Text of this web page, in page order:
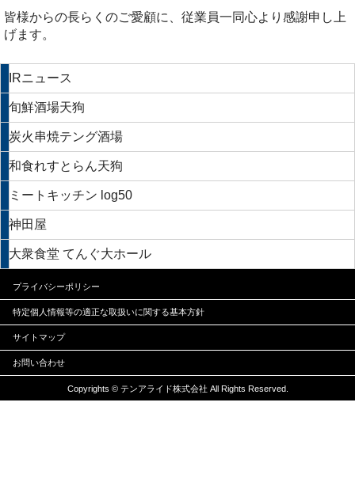
皆様からの長らくのご愛顧に、従業員一同心より感謝申し上
げます。
IRニュース
旬鮮酒場天狗
炭火串焼テング酒場
和食れすとらん天狗
ミートキッチン log50
神田屋
大衆食堂 てんぐ大ホール
プライバシーポリシー
特定個人情報等の適正な取扱いに関する基本方針
サイトマップ
お問い合わせ
Copyrights © テンアライド株式会社 All Rights Reserved.